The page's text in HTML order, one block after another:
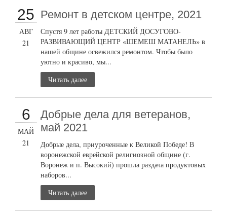
25
АВГ
21
Ремонт в детском центре, 2021
Спустя 9 лет работы ДЕТСКИЙ ДОСУГОВО-
РАЗВИВАЮЩИЙ ЦЕНТР «ШЕМЕШ МАТАНЕЛЬ» в
нашей общине освежился ремонтом. Чтобы было
уютно и красиво, мы...
Читать далее
6
МАЙ
21
Добрые дела для ветеранов,
май 2021
Добрые дела, приуроченные к Великой Победе! В
воронежской еврейской религиозной общине (г.
Воронеж и п. Высокий) прошла раздача продуктовых
наборов...
Читать далее